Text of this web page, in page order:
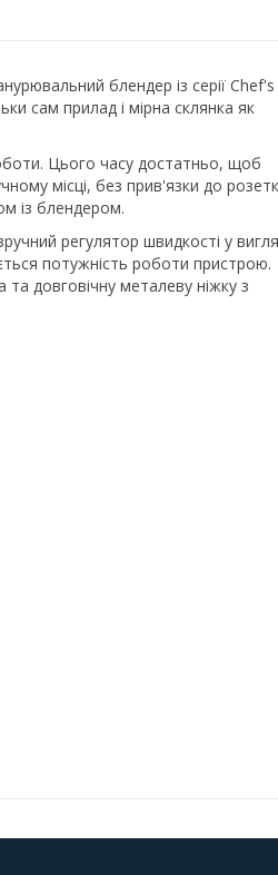
блендер із серії Chef's
сам прилад і мірна склянка як
Цього часу достатньо, щоб
місці, без прив'язки до
із блендером.
регулятор швидкості у
потужність роботи пристрою.
довговічну металеву ніжку з